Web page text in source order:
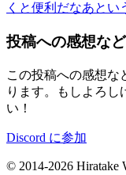
くと便利だなあとい
投稿への感想な
この投稿への感想な
ります。もしよろし
い！
Discord に参加
© 2014-2026 Hiratake